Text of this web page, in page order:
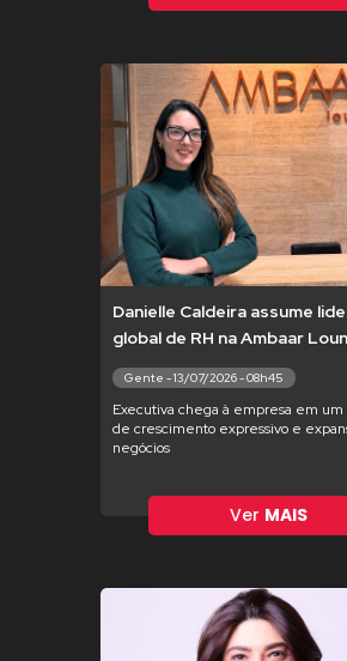
Danielle Caldeira assume
global de RH na Ambaar
Gente - 13/07/2026 - 08h45
Executiva chega à empresa em
de crescimento expressivo e
negócios
Ver MAIS